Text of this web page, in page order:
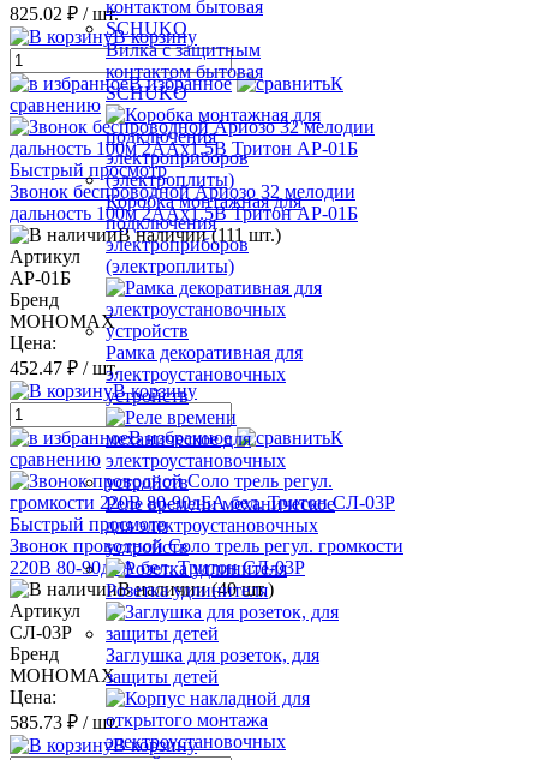
Вилка с защитным
контактом бытовая
SCHUKO
Коробка монтажная для
подключения
электроприборов
(электроплиты)
Рамка декоративная для
электроустановочных
устройств
Реле времени механическое
для электроустановочных
устройств
Розетка удлинителя
Заглушка для розеток, для
защиты детей
825.02 ₽ / шт.
В корзину
В избранное
К
сравнению
Быстрый просмотр
Звонок беспроводной Ариозо 32 мелодии
дальность 100м 2ААх1.5В Тритон АР-01Б
В наличии (111 шт.)
Артикул
АР-01Б
Бренд
МОНОМАХ
Цена:
452.47 ₽ / шт.
В корзину
В избранное
К
сравнению
Быстрый просмотр
Звонок проводной Соло трель регул. громкости
220В 80-90дБА бел. Тритон СЛ-03Р
В наличии (40 шт.)
Артикул
СЛ-03Р
Бренд
МОНОМАХ
Цена:
585.73 ₽ / шт.
В корзину